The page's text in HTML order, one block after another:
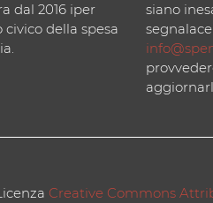
dal 2016 iper
della spesa
siano
Creative Commons